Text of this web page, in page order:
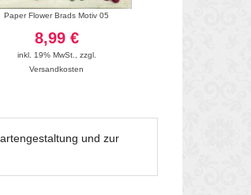
Paper Flower Brads Motiv 05
8,99 €
inkl. 19% MwSt.
zzgl.
Versandkosten
und zur